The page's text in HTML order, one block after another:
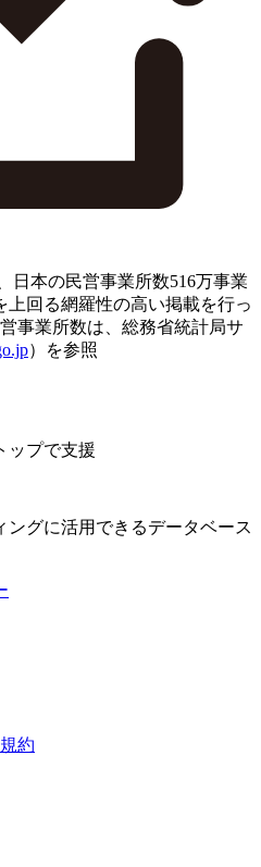
日本の民営事業所数516万事業
上回る網羅性の高い掲載を行っ
事業所数は、総務省統計局サ
）を参照
ップで支援
グに活用できるデータベース
約